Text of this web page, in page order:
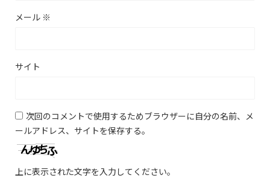
メール ※
サイト
次回のコメントで使用するためブラウザーに自分の名前、メ
ールアドレス、サイトを保存する。
上に表示された文字を入力してください。